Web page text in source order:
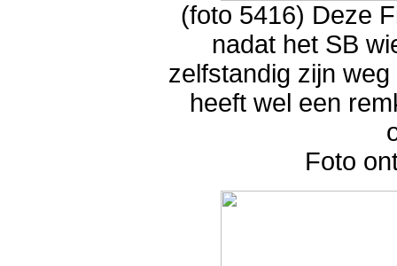
(foto 5416) Deze
nadat het SB
zelfstandig zijn
heeft wel een
Foto